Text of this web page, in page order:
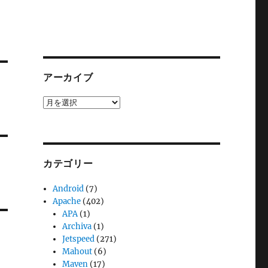
アーカイブ
ア
カテゴリー
Android (7)
Apache (402)
APA(1)
Archiva (1)
Jetspeed (271)
Mahout (6)
Maven (17)